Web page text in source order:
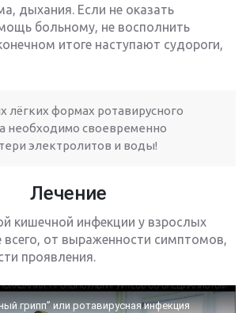
дыхания. Если не оказать
больному, не восполнить
итоге наступают судороги,
лёгких формах ротавирусного
необходимо своевременно
электролитов и воды!
Лечение
кишечной инфекции у взрослых
всего, от выраженности симптомов,
проявления.
грипп” или ротавирусная инфекция